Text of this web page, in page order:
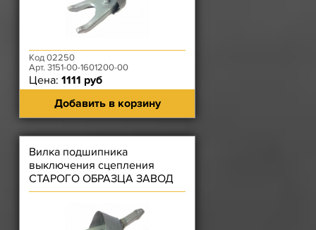
Код 02250
Арт. 3151-00-1601200-00
Цена: 1111 руб
Добавить в корзину
Вилка подшипника
выключения сцепления
СТАРОГО ОБРАЗЦА ЗАВОД
(ЗМЗ-4021 с диафрагменным